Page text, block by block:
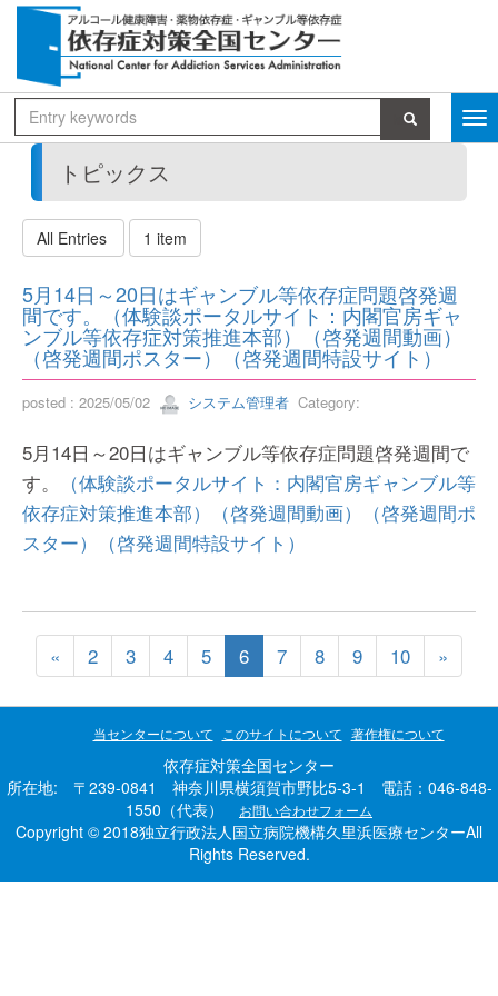
トピックス
All Entries 1 item
5月14日～20日はギャンブル等依存症問題啓発週
間です。（体験談ポータルサイト：内閣官房ギャ
ンブル等依存症対策推進本部）（啓発週間動画）
（啓発週間ポスター）（啓発週間特設サイト）
posted : 2025/05/02 システム管理者 Category:
5月14日～20日はギャンブル等依存症問題啓発週間で
す。
（体験談ポータルサイト：内閣官房ギャンブル等
依存症対策推進本部）
（啓発週間動画）
（啓発週間ポ
スター）
（啓発週間特設サイト）
« 2 3 4 5 6 7 8 9 10 »
当センターについて このサイトについて 著作権について
依存症対策全国センター
所在地: 〒239-0841 神奈川県横須賀市野比5-3-1 電話：046-848-
1550（代表）
お問い合わせフォーム
Copyright © 2018独立行政法人国立病院機構久里浜医療センターAll
Rights Reserved.